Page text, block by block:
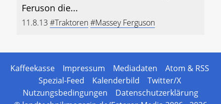
Feruson die...
11.8.13 #Traktoren#Massey Ferguson
Kaffeekasse Impressum Mediadaten
Atom & RSS
Spezial-Feed
Kalenderbild
Twitter/X
Nutzungsbedingungen
Datenschutzerklärung